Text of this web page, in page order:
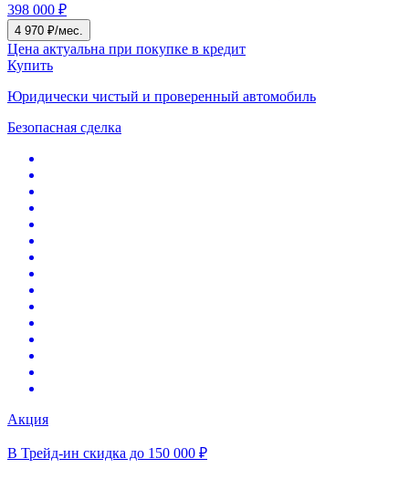
398 000 ₽
4 970 ₽/мес.
Цена актуальна при покупке в кредит
Купить
Юридически чистый и проверенный автомобиль
Безопасная сделка
Акция
В Трейд-ин скидка до 150 000 ₽